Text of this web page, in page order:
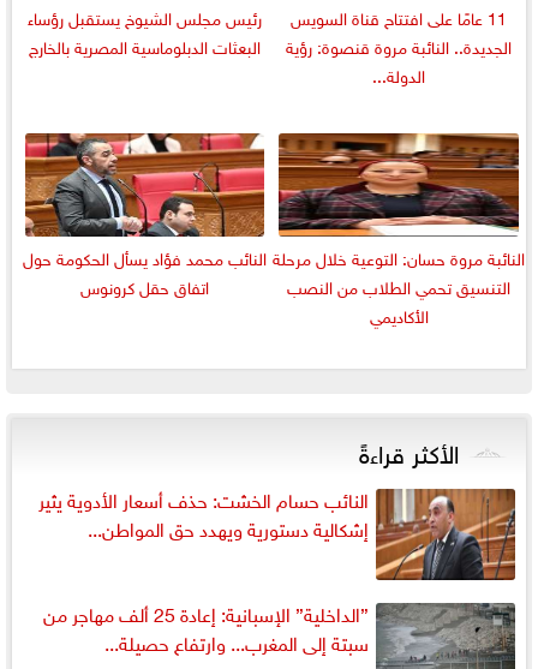
11 عامًا على افتتاح قناة السويس
الجديدة.. النائبة مروة قنصوة: رؤية
الدولة...
رئيس مجلس الشيوخ يستقبل رؤساء
البعثات الدبلوماسية المصرية بالخارج
النائبة مروة حسان: التوعية خلال مرحلة
التنسيق تحمي الطلاب من النصب
الأكاديمي
النائب محمد فؤاد يسأل الحكومة حول
اتفاق حقل كرونوس
الأكثر قراءةً
النائب حسام الخشت: حذف أسعار الأدوية يثير
إشكالية دستورية ويهدد حق المواطن...
”الداخلية” الإسبانية: إعادة 25 ألف مهاجر من
سبتة إلى المغرب... وارتفاع حصيلة...